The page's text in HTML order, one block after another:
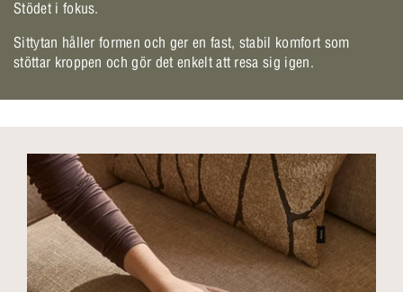
Stödet i fokus.
Sittytan håller formen och ger en fast, stabil komfort som
stöttar kroppen och gör det enkelt att resa sig igen.